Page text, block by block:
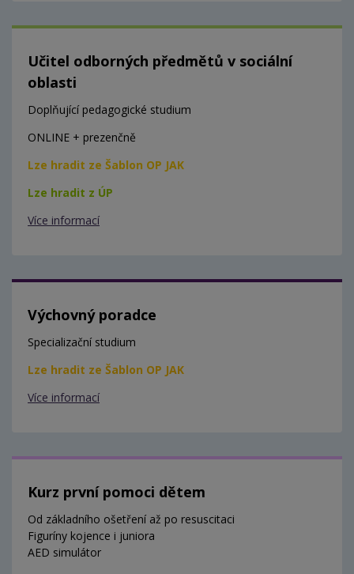
Učitel odborných předmětů v sociální
oblasti
Doplňující pedagogické studium
ONLINE + prezenčně
Lze hradit ze Šablon OP JAK
Lze hradit z ÚP
Více informací
Výchovný poradce
Specializační studium
Lze hradit ze Šablon OP JAK
Více informací
Kurz první pomoci dětem
Od základního ošetření až po resuscitaci
Figuríny kojence i juniora
AED simulátor